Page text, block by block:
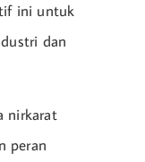
ini untuk
dan
nirkarat
peran